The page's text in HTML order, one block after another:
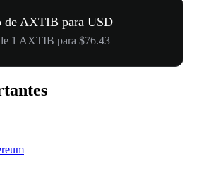
de AXTIB para USD
1 AXTIB para $76.43